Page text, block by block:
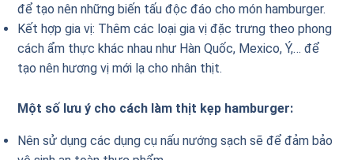
để tạo nên những biến tấu độc đáo cho món hamburger.
Kết hợp gia vị: Thêm các loại gia vị đặc trưng theo phong
cách ẩm thực khác nhau như Hàn Quốc, Mexico, Ý,… để
tạo nên hương vị mới lạ cho nhân thịt.
Một số lưu ý cho cách làm thịt kẹp hamburger:
Nên sử dụng các dụng cụ nấu nướng sạch sẽ để đảm bảo